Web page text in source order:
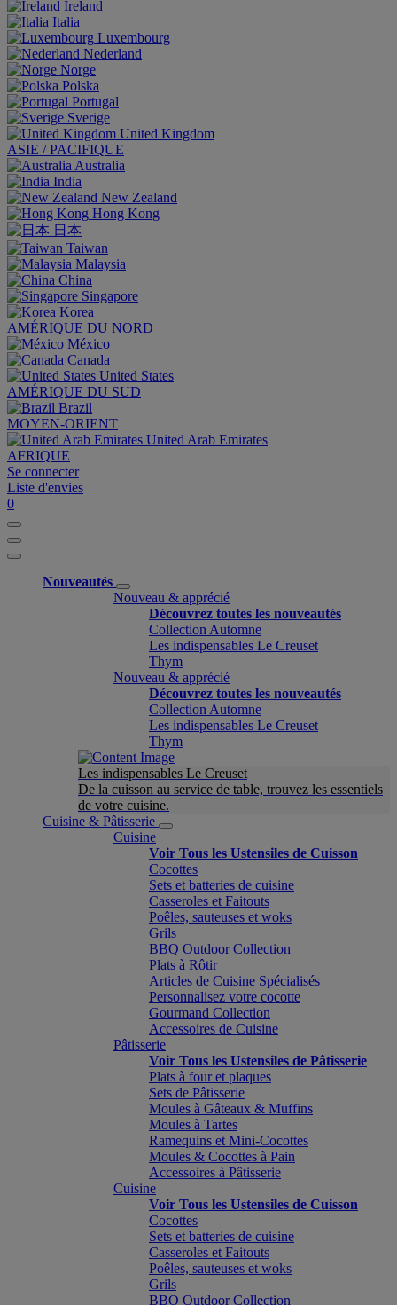
Ireland
Italia
Luxembourg
Nederland
Norge
Polska
Portugal
Sverige
United Kingdom
ASIE / PACIFIQUE
Australia
India
New Zealand
Hong Kong
日本
Taiwan
Malaysia
China
Singapore
Korea
AMÉRIQUE DU NORD
México
Canada
United States
AMÉRIQUE DU SUD
Brazil
MOYEN-ORIENT
United Arab Emirates
AFRIQUE
Se connecter
Liste d'envies
0
Nouveautés
Nouveau & apprécié
Découvrez toutes les nouveautés
Collection Automne
Les indispensables Le Creuset
Thym
Nouveau & apprécié
Découvrez toutes les nouveautés
Collection Automne
Les indispensables Le Creuset
Thym
Les indispensables Le Creuset
De la cuisson au service de table, trouvez les essentiels
de votre cuisine.
Cuisine & Pâtisserie
Cuisine
Voir Tous les Ustensiles de Cuisson
Cocottes
Sets et batteries de cuisine
Casseroles et Faitouts
Poêles, sauteuses et woks
Grils
BBQ Outdoor Collection
Plats à Rôtir
Articles de Cuisine Spécialisés
Personnalisez votre cocotte
Gourmand Collection
Accessoires de Cuisine
Pâtisserie
Voir Tous les Ustensiles de Pâtisserie
Plats à four et plaques
Sets de Pâtisserie
Moules à Gâteaux & Muffins
Moules à Tartes
Ramequins et Mini-Cocottes
Moules & Cocottes à Pain
Accessoires à Pâtisserie
Cuisine
Voir Tous les Ustensiles de Cuisson
Cocottes
Sets et batteries de cuisine
Casseroles et Faitouts
Poêles, sauteuses et woks
Grils
BBQ Outdoor Collection